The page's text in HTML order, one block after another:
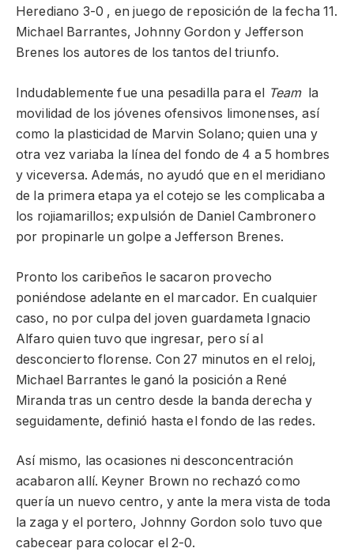
Herediano 3-0 , en juego de reposición de la fecha 11.
Michael Barrantes, Johnny Gordon y Jefferson
Brenes los autores de los tantos del triunfo.
Indudablemente fue una pesadilla para el Teamla
movilidad de los jóvenes ofensivos limonenses, así
como la plasticidad de Marvin Solano; quien una y
otra vez variaba la línea del fondo de 4 a 5 hombres
y viceversa. Además, no ayudó que en el meridiano
de la primera etapa ya el cotejo se les complicaba a
los rojiamarillos; expulsión de Daniel Cambronero
por propinarle un golpe a Jefferson Brenes.
Pronto los caribeños le sacaron provecho
poniéndose adelante en el marcador. En cualquier
caso, no por culpa del joven guardameta Ignacio
Alfaro quien tuvo que ingresar, pero sí al
desconcierto florense. Con 27 minutos en el reloj,
Michael Barrantes le ganó la posición a René
Miranda tras un centro desde la banda derecha y
seguidamente, definió hasta el fondo de las redes.
Así mismo, las ocasiones ni desconcentración
acabaron allí. Keyner Brown no rechazó como
quería un nuevo centro, y ante la mera vista de toda
la zaga y el portero, Johnny Gordon solo tuvo que
cabecear para colocar el 2-0.